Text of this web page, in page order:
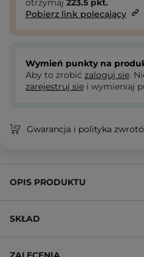
otrzymaj 223.5 pkt.
Pobierz link polecający
Wymień punkty na
Aby to zrobić zaloguj się.
zarejestruj się i wymieniaj
Gwarancja i polityka
OPIS PRODUKTU
SKŁAD